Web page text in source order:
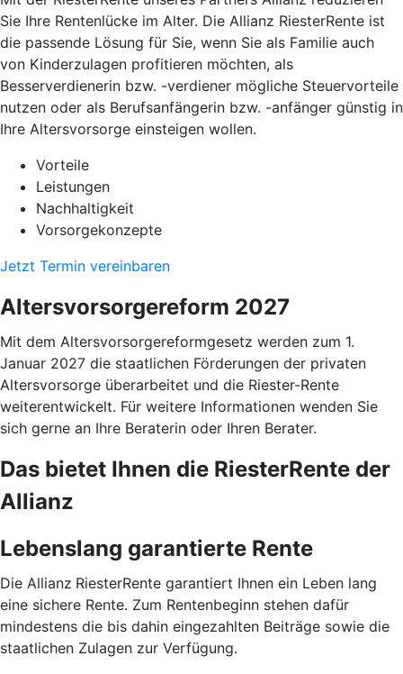
Sie Ihre Rentenlücke im Alter. Die Allianz RiesterRente ist
die passende Lösung für Sie, wenn Sie als Familie auch
von Kinderzulagen profitieren möchten, als
Besserverdienerin bzw. -verdiener mögliche Steuervorteile
nutzen oder als Berufsanfängerin bzw. -anfänger günstig in
Ihre Altersvorsorge einsteigen wollen.
Vorteile
Leistungen
Nachhaltigkeit
Vorsorgekonzepte
Jetzt Termin vereinbaren
Altersvorsorgereform 2027
Mit dem Altersvorsorgereformgesetz werden zum 1.
Januar 2027 die staatlichen Förderungen der privaten
Altersvorsorge überarbeitet und die Riester-Rente
weiterentwickelt. Für weitere Informationen wenden Sie
sich gerne an Ihre Beraterin oder Ihren Berater.
Das bietet Ihnen die RiesterRente der
Allianz
Lebenslang garantierte Rente
Die Allianz RiesterRente garantiert Ihnen ein Leben lang
eine sichere Rente. Zum Rentenbeginn stehen dafür
mindestens die bis dahin eingezahlten Beiträge sowie die
staatlichen Zulagen zur Verfügung.